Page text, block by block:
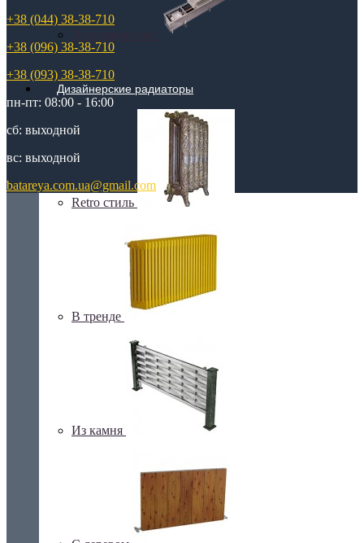
Дизайнерские радиаторы
Retro стиль
В тренде
Из камня
+38 (044) 38-38-710
+38 (096) 38-38-710
+38 (093) 38-38-710
пн-пт: 08:00 - 16:00
сб: выходной
вс: выходной
batareya.com.ua@gmail.com